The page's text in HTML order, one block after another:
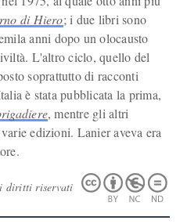
di Hiero; i due libri sono
anni dopo un olocausto
L'altro ciclo, quello del
soprattutto di racconti
è stata pubblicata la prima,
, mentre gli altri
edizioni. Lanier aveva era
diritti riservati